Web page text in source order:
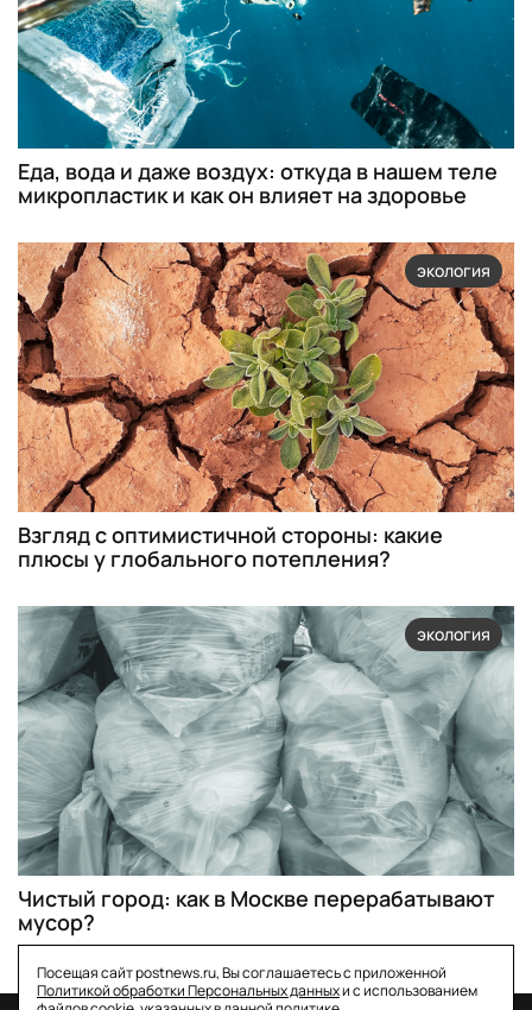
Еда, вода и даже воздух: откуда в нашем теле
микропластик и как он влияет на здоровье
экология
Взгляд с оптимистичной стороны: какие
плюсы у глобального потепления?
экология
Чистый город: как в Москве перерабатывают
мусор?
Посещая сайт postnews.ru, Вы соглашаетесь с приложенной
Политикой обработки Персональных данныхи с использованием